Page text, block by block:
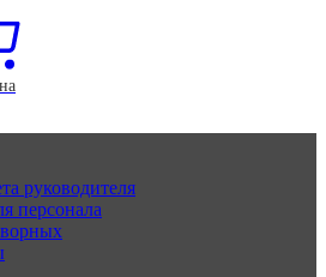
руководителя
персонала